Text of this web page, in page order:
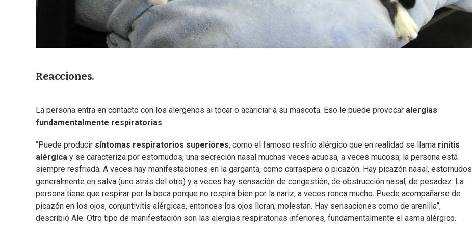
Reacciones.
La persona entra en contacto con los alergenos al tocar o acariciar a su mascota. Eso le puede provocar alergias
fundamentalmente respiratorias.
“Puede producir síntomas respiratorios superiores, como el famoso resfrío alérgico que en realidad se llama rinitis
alérgica y se caracteriza por estornudos, una secreción nasal muchas veces acuosa, a veces mucosa; la persona está
siempre resfriada. A veces hay manifestaciones en la garganta, como carraspera o picazón. Hay picazón nasal, estornudos
generalmente en salva (uno atrás del otro) y a veces hay sensación de congestión, de obstrucción nasal, de pesadez. La
persona tiene que respirar por la boca porque no respira bien por la nariz, a veces ronca mucho. Puede acompañarse de
picazón en los ojos, conjuntivitis alérgicas, entonces los ojos lloran, molestan. Hay sensaciones como de arenilla”,
describió Ale. Otro tipo de manifestación son las alergias respiratorias inferiores, fundamentalmente el asma alérgico.